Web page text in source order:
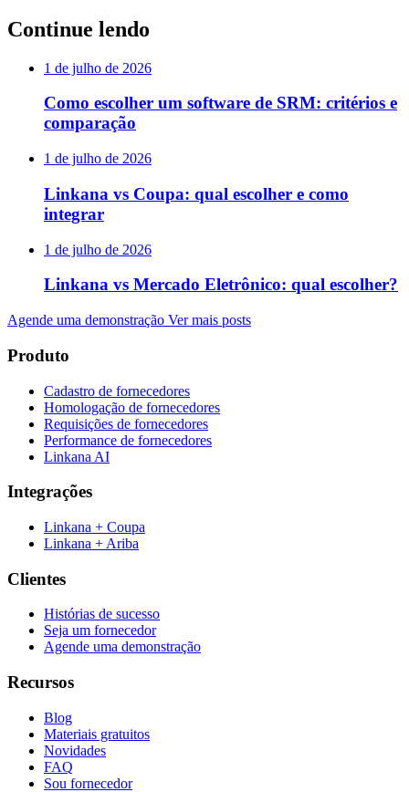
Continue lendo
1 de julho de 2026
Como escolher um software de SRM: critérios e
comparação
1 de julho de 2026
Linkana vs Coupa: qual escolher e como
integrar
1 de julho de 2026
Linkana vs Mercado Eletrônico: qual escolher?
Agende uma demonstração Ver mais posts
Produto
Cadastro de fornecedores
Homologação de fornecedores
Requisições de fornecedores
Performance de fornecedores
Linkana AI
Integrações
Linkana + Coupa
Linkana + Ariba
Clientes
Histórias de sucesso
Seja um fornecedor
Agende uma demonstração
Recursos
Blog
Materiais gratuitos
Novidades
FAQ
Sou fornecedor